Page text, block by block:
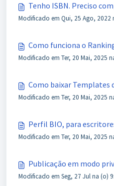
Tenho ISBN. Preciso
Modificado em Qui, 25 Ago, 2022
Como funciona o
Modificado em Ter, 20 Mai, 2025
Como baixar Templates
Modificado em Ter, 20 Mai, 2025
Perfil BIO, para
Modificado em Ter, 20 Mai, 2025
Publicação em modo
Modificado em Seg, 27 Jul na (o)